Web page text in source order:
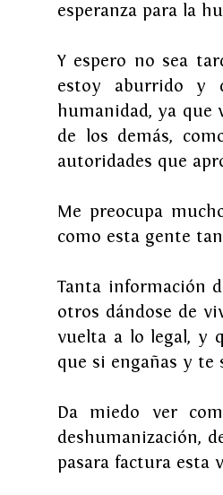
esperanza para la
Y espero no sea
estoy aburrido y
humanidad, ya que
de los demás,
autoridades que
Me preocupa
como esta gente
Tanta información
otros dándose de
vuelta a lo legal, y
que si engañas y te
Da miedo ver
deshumanización,
pasara factura esta